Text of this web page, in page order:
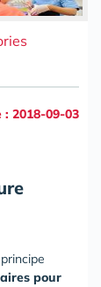
2018-09-03
pour